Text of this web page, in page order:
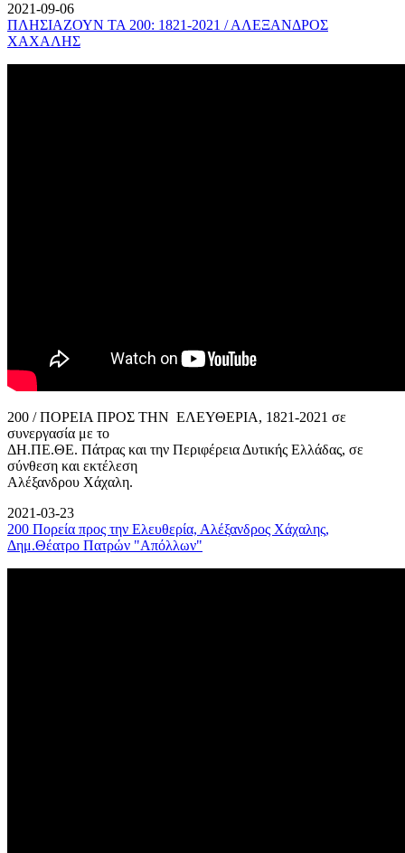
2021-09-06
ΠΛΗΣΙΑΖΟΥΝ ΤΑ 200: 1821-2021 / ΑΛΕΞΑΝΔΡΟΣ
ΧΑΧΑΛΗΣ
200 / ΠΟΡΕΙΑ ΠΡΟΣ ΤΗΝ ΕΛΕΥΘΕΡΙΑ, 1821-2021 σε
συνεργασία με το
ΔΗ.ΠΕ.ΘΕ. Πάτρας και την Περιφέρεια Δυτικής Ελλάδας, σε
σύνθεση και εκτέλεση
Αλέξανδρου Χάχαλη.
2021-03-23
200 Πορεία προς την Ελευθερία, Αλέξανδρος Χάχαλης,
Δημ.Θέατρο Πατρών "Απόλλων"